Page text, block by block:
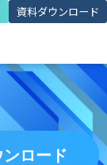
資料ダウンロード
ロード